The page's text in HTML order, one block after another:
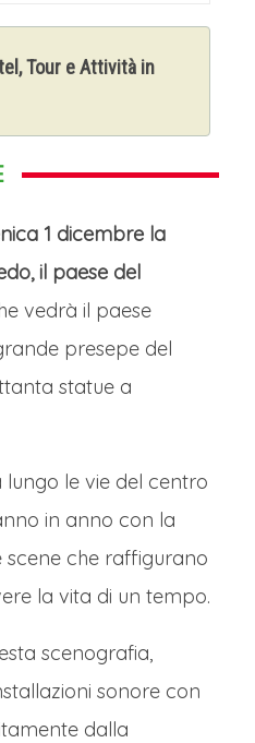
Tour e Attività in
1 dicembre la
il paese del
vedrà il paese
presepe del
statue a
lungo le vie del centro
in anno con la
scene che raffigurano
la vita di un tempo.
scenografia,
sonore con
dalla